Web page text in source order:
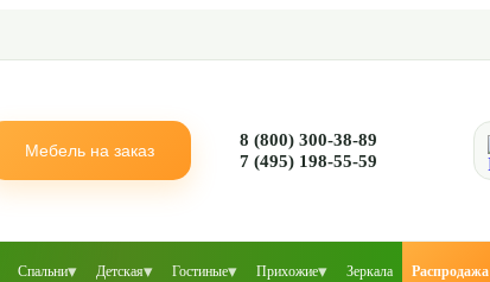
Мебель на заказ
8 (800) 300-38-89
7 (495) 198-55-59
Спальни▾ Детская▾ Гостиные▾ Прихожие▾ Зеркала Распродажа